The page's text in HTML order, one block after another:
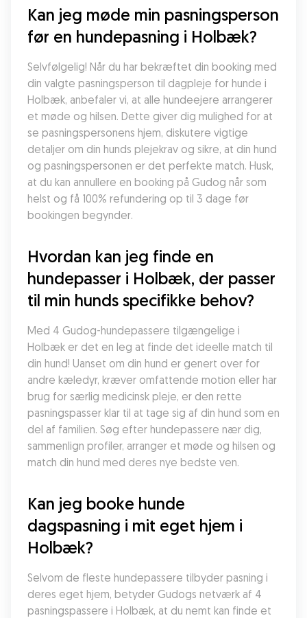
Kan jeg møde min pasningsperson
før en hundepasning i Holbæk?
Selvfølgelig! Når du har bekræftet din booking med
din valgte pasningsperson til dagpleje for hunde i
Holbæk, anbefaler vi, at alle hundeejere arrangerer
et møde og hilsen. Dette giver dig mulighed for at
se pasningspersonens hjem, diskutere vigtige
detaljer om din hunds plejekrav og sikre, at din hund
og pasningspersonen er det perfekte match. Husk,
at du kan annullere en booking på Gudog når som
helst og få 100% refundering op til 3 dage før
bookingen begynder.
Hvordan kan jeg finde en
hundepasser i Holbæk, der passer
til min hunds specifikke behov?
Med 4 Gudog-hundepassere tilgængelige i
Holbæk er det en leg at finde det ideelle match til
din hund! Uanset om din hund er genert over for
andre kæledyr, kræver omfattende motion eller har
brug for særlig medicinsk pleje, er den rette
pasningspasser klar til at tage sig af din hund som en
del af familien. Søg efter hundepassere nær dig,
sammenlign profiler, arranger et møde og hilsen og
match din hund med deres nye bedste ven.
Kan jeg booke hunde
dagspasning i mit eget hjem i
Holbæk?
Selvom de fleste hundepassere tilbyder pasning i
deres eget hjem, betyder Gudogs netværk af 4
pasningspassere i Holbæk, at du nemt kan finde et